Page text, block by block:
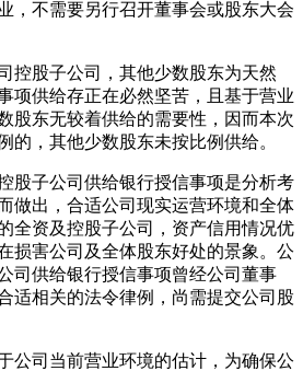
，不需要另行召开董事会或股东大会
股子公司，其他少数股东为天然
项供给存正在必然坚苦，且基于营业
股东无较着供给的需要性，因而本次
的，其他少数股东未按比例供给。
子公司供给银行授信事项是分析考
做出，合适公司现实运营环境和全体
全资及控股子公司，资产信用情况优
损害公司及全体股东好处的景象。公
司供给银行授信事项曾经公司董事
适相关的法令律例，尚需提交公司股
司当前营业环境的估计，为确保公